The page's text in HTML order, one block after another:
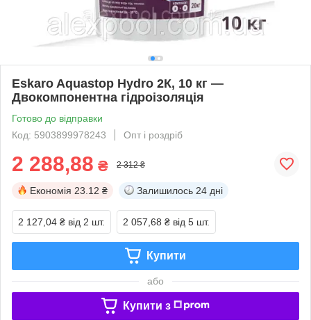
Eskaro Aquastop Hydro 2К, 10 кг —
Двокомпонентна гідроізоляція
Готово до відправки
Код: 5903899978243
Опт і роздріб
2 288,88 ₴ 2 312 ₴
Економія 23.12 ₴ Залишилось 24 дні
2 127,04 ₴ від 2 шт. 2 057,68 ₴ від 5 шт.
Купити
або
Купити з